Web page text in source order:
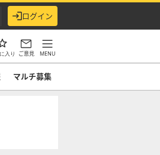
ログイン
入り ご意見 MENU
マルチ募集